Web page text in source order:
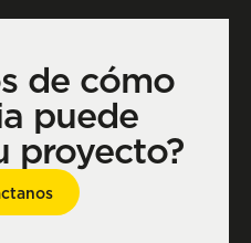
de cómo
puede
proyecto?